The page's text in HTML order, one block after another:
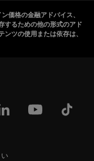
価格の金融アドバイス、
するための他の形式のアド
ツの使用または依存は、